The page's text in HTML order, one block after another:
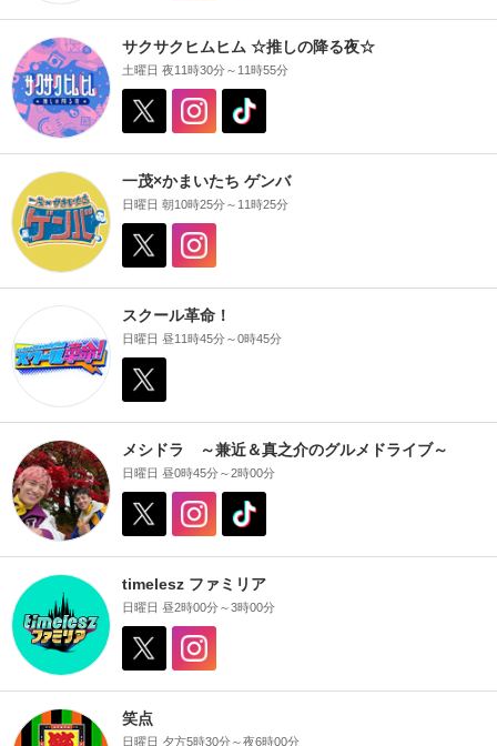
サクサクヒムヒム ☆推しの降る夜☆
土曜日 夜11時30分～11時55分
一茂×かまいたち ゲンバ
日曜日 朝10時25分～11時25分
スクール革命！
日曜日 昼11時45分～0時45分
メシドラ ～兼近＆真之介のグルメドライブ～
日曜日 昼0時45分～2時00分
timelesz ファミリア
日曜日 昼2時00分～3時00分
笑点
日曜日 夕方5時30分～夜6時00分